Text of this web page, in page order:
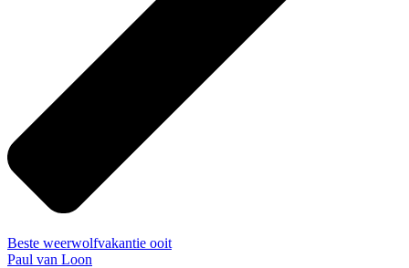
Beste weerwolfvakantie ooit
Paul van Loon